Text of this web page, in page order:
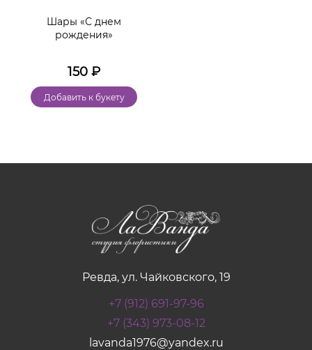
Шары «С днем
рождения»
150 ₽
Добавить к букету
Ревда, ул. Чайковского, 19
+7 (912) 691-97-96
+7 (343) 973-08-12
lavanda1976@yandex.ru